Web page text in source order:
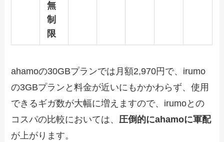
無
制
限
ahamoの30GBプランでは月額2,970円で、irumo
の3GBプランと料金が近いにもかかわらず、使用
できるギガ数が大幅に増えますので、irumoとの
コスパの比較においては、圧倒的にahamoに軍配
が上がります。